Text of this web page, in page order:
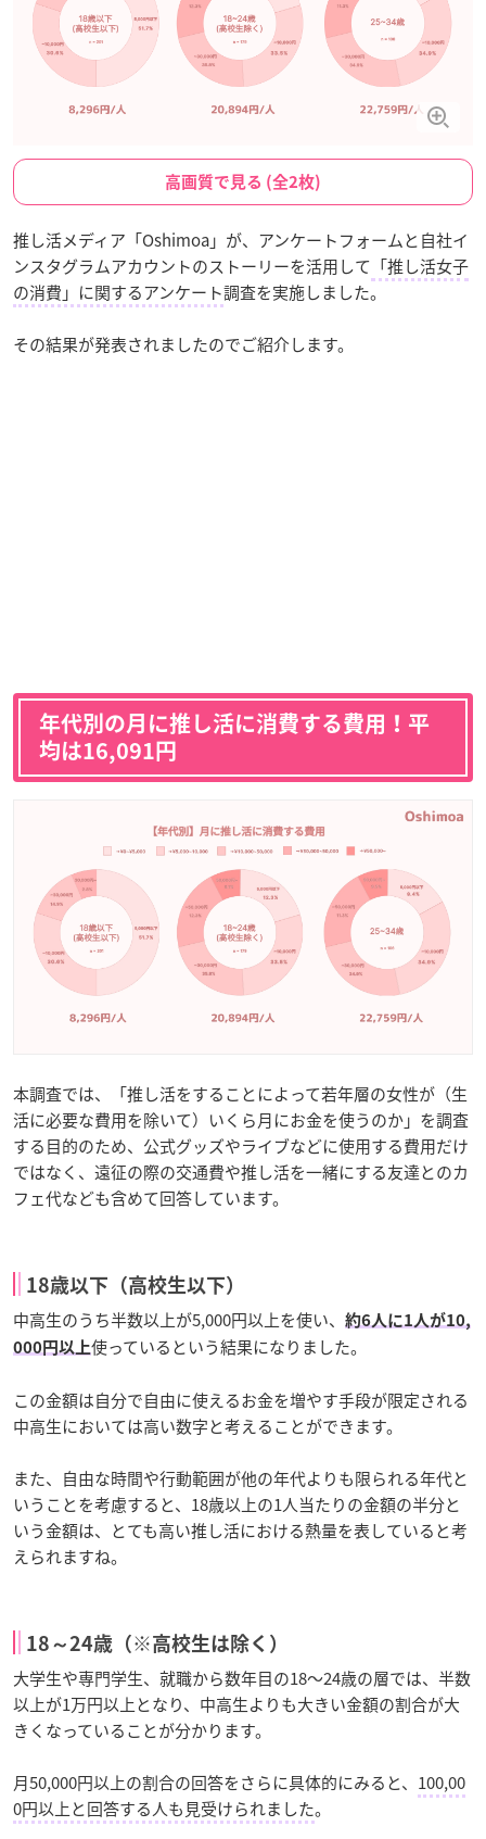
高画質で見る (全2枚)
推し活メディア「Oshimoa」が、アンケートフォームと自社イ
ンスタグラムアカウントのストーリーを活用して 「推し活女子
の消費」に関するアンケート調査を実施しました。
その結果が発表されましたのでご紹介します。
年代別の月に推し活に消費する費用！平
均は16,091円
本調査では、「推し活をすることによって若年層の女性が（生
活に必要な費用を除いて）いくら月にお金を使うのか」を調査
する目的のため、公式グッズやライブなどに使用する費用だけ
ではなく、遠征の際の交通費や推し活を一緒にする友達とのカ
フェ代なども含めて回答しています。
18歳以下（高校生以下）
中高生のうち半数以上が5,000円以上を使い、
約6人に1人が10,
000円以上使っているという結果になりました。
この金額は自分で自由に使えるお金を増やす手段が限定される
中高生においては高い数字と考えることができます。
また、自由な時間や行動範囲が他の年代よりも限られる年代と
いうことを考慮すると、18歳以上の1人当たりの金額の半分と
いう金額は、とても高い推し活における熱量を表していると考
えられますね。
18～24歳（※高校生は除く）
大学生や専門学生、就職から数年目の18～24歳の層では、半数
以上が1万円以上となり、中高生よりも大きい金額の割合が大
きくなっていることが分かります。
月50,000円以上の割合の回答をさらに具体的にみると、 100,00
0円以上と回答する人も見受けられました。